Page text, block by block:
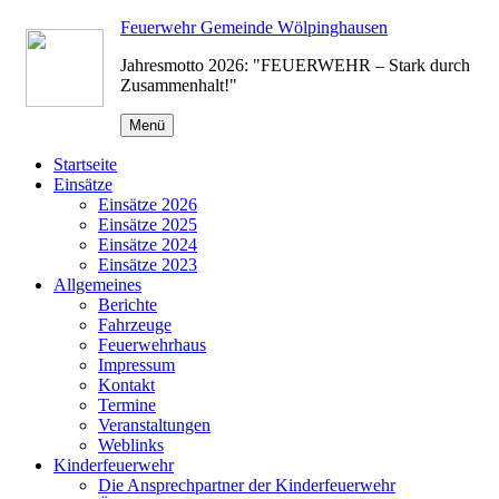
Zum
Inhalt
Feuerwehr Gemeinde Wölpinghausen
Jahresmotto 2026: "FEUERWEHR – Stark durch
Zusammenhalt!"
Menü
Startseite
Einsätze
Einsätze 2026
Einsätze 2025
Einsätze 2024
Einsätze 2023
Allgemeines
Berichte
Fahrzeuge
Feuerwehrhaus
Impressum
Kontakt
Termine
Veranstaltungen
Weblinks
Kinderfeuerwehr
Die Ansprechpartner der Kinderfeuerwehr